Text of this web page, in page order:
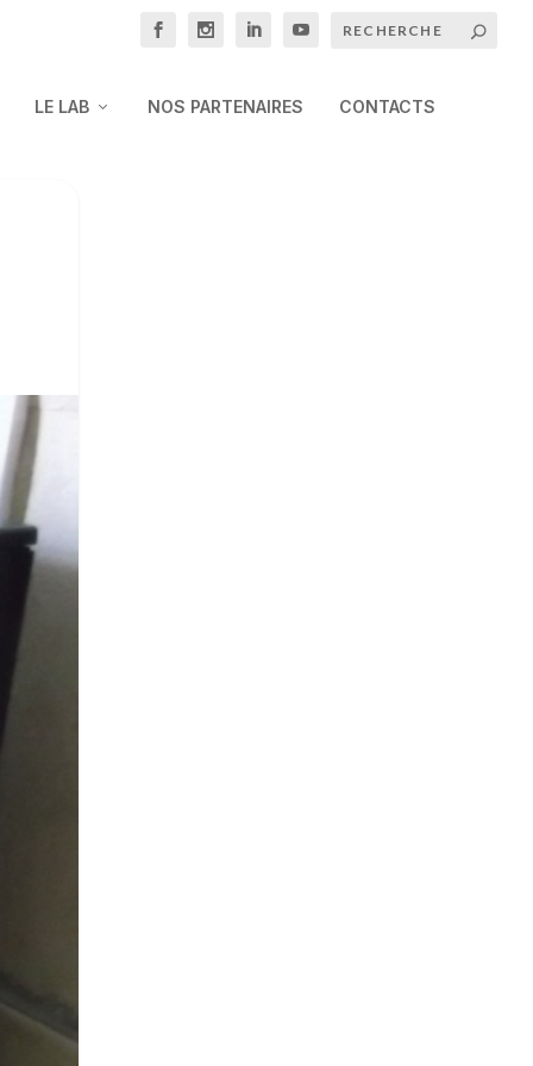
LE LAB NOS PARTENAIRES CONTACTS